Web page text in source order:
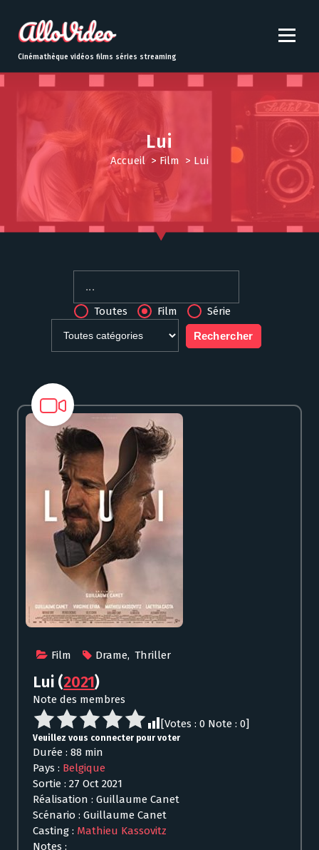
t
o
Cinémathèque vidéos films séries streaming
Lui
Accueil> Film > Lui
Toutes Film Série
Film Drame, Thriller
Lui (2021)
Note des membres
[Votes : 0 Note : 0]
Veuillez vous connecter pour voter
Durée : 88 min
Pays : Belgique
Sortie : 27 Oct 2021
Réalisation : Guillaume Canet
Scénario : Guillaume Canet
Casting : Mathieu Kassovitz
Notes :